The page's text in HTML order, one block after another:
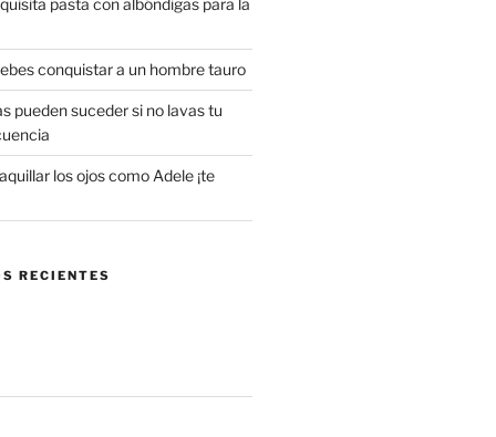
conquistar a un hombre tauro
pueden suceder si no lavas tu
los ojos como Adele ¡te
RECIENTES